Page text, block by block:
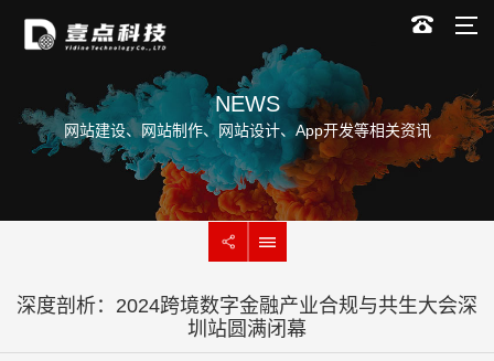
NEWS
网站建设、网站制作、网站设计、App开发等相关资讯
深度剖析：2024跨境数字金融产业合规与共生大会深
圳站圆满闭幕